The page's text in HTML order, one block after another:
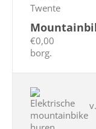
€0,00
borg.